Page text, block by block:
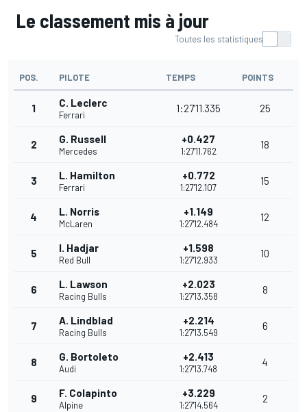
Le classement mis à jour
Toutes les statistiques
POS. PILOTE TEMPS POINTS
1 C. Leclerc
Ferrari
1:27'11.335 25
2 G. Russell
Mercedes
+0.427
1:27'11.762
18
3 L. Hamilton
Ferrari
+0.772
1:27'12.107
15
4 L. Norris
McLaren
+1.149
1:27'12.484
12
5 I. Hadjar
Red Bull
+1.598
1:27'12.933
10
6 L. Lawson
Racing Bulls
+2.023
1:27'13.358
8
7 A. Lindblad
Racing Bulls
+2.214
1:27'13.549
6
8 G. Bortoleto
Audi
+2.413
1:27'13.748
4
9 F. Colapinto
Alpine
+3.229
1:27'14.564
2